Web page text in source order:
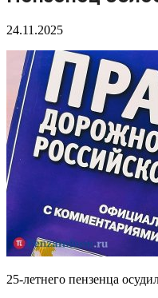
24.11.2025
25-летнего пензенца